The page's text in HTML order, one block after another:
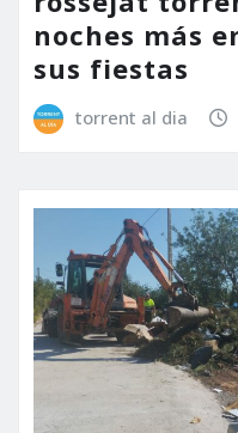
noches más
sus fiestas
torrent al dia